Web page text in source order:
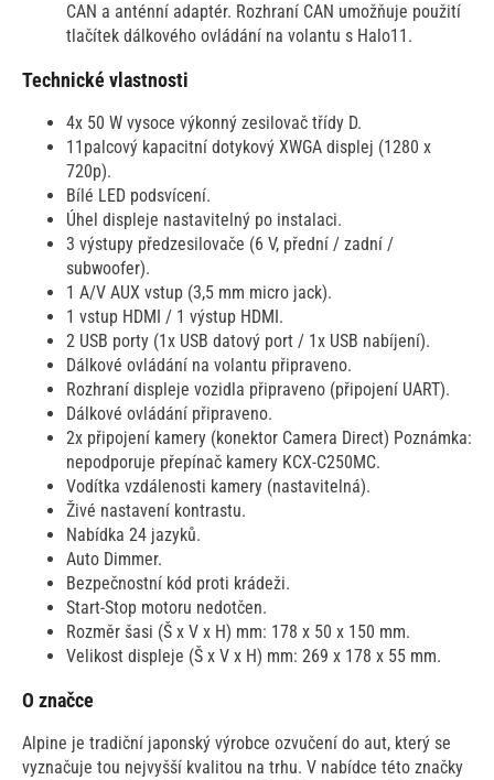
CAN a anténní adaptér. Rozhraní CAN umožňuje použití
tlačítek dálkového ovládání na volantu s Halo11.
Technické vlastnosti
4x 50 W vysoce výkonný zesilovač třídy D.
11palcový kapacitní dotykový XWGA displej (1280 x
720p).
Bílé LED podsvícení.
Úhel displeje nastavitelný po instalaci.
3 výstupy předzesilovače (6 V, přední / zadní /
subwoofer).
1 A/V AUX vstup (3,5 mm micro jack).
1 vstup HDMI / 1 výstup HDMI.
2 USB porty (1x USB datový port / 1x USB nabíjení).
Dálkové ovládání na volantu připraveno.
Rozhraní displeje vozidla připraveno (připojení UART).
Dálkové ovládání připraveno.
2x připojení kamery (konektor Camera Direct) Poznámka:
nepodporuje přepínač kamery KCX-C250MC.
Vodítka vzdálenosti kamery (nastavitelná).
Živé nastavení kontrastu.
Nabídka 24 jazyků.
Auto Dimmer.
Bezpečnostní kód proti krádeži.
Start-Stop motoru nedotčen.
Rozměr šasi (Š x V x H) mm: 178 x 50 x 150 mm.
Velikost displeje (Š x V x H) mm: 269 x 178 x 55 mm.
O značce
Alpine je tradiční japonský výrobce ozvučení do aut, který se
vyznačuje tou nejvyšší kvalitou na trhu. V nabídce této značky